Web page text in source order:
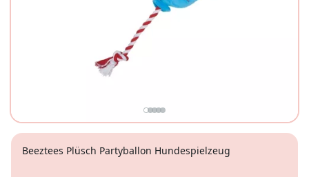
Beeztees Plüsch Partyballon Hundespielzeug